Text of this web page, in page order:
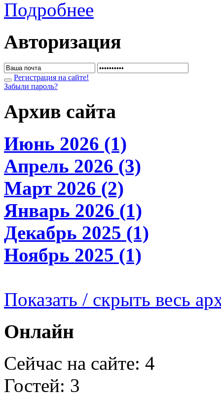
Подробнее
Авторизация
Регистрация на сайте!
Забыли пароль?
Архив сайта
Июнь 2026 (1)
Апрель 2026 (3)
Март 2026 (2)
Январь 2026 (1)
Декабрь 2025 (1)
Ноябрь 2025 (1)
Показать / скрыть весь
Онлайн
Сейчас на сайте: 4
Гостей: 3